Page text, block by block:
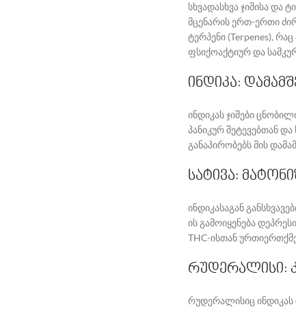
სხვადასხვა ჯიშისა და
მცენარის ერთ-ერთი
ტერპენი (Terpenes),
ფსიქოაქტიურ და
ინდიკა:
ინდიკას ჯიშები
პანიკურ შეტევებთან
განაპირობებს მის
სატივა:
ინდიკასაგან
ის გამოიყენება
THC-ისთან
რუდერალისი:
რუდერალისიც ინდიკას